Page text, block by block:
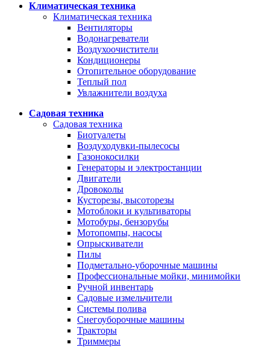
Климатическая техника
Климатическая техника
Вентиляторы
Водонагреватели
Воздухоочистители
Кондиционеры
Отопительное оборудование
Теплый пол
Увлажнители воздуха
Садовая техника
Садовая техника
Биотуалеты
Воздуходувки-пылесосы
Газонокосилки
Генераторы и электростанции
Двигатели
Дровоколы
Кусторезы, высоторезы
Мотоблоки и культиваторы
Мотобуры, бензорубы
Мотопомпы, насосы
Опрыскиватели
Пилы
Подметально-уборочные машины
Профессиональные мойки, минимойки
Ручной инвентарь
Садовые измельчители
Системы полива
Снегоуборочные машины
Тракторы
Триммеры